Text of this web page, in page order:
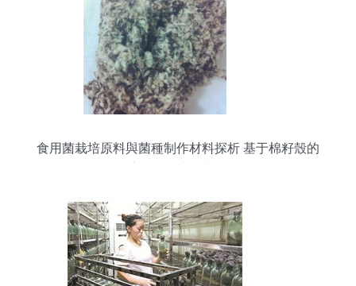
食用菌栽培原料與菌種制作材料探析 基于棉籽殼的